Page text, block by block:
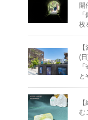
開
枚
(
と
む